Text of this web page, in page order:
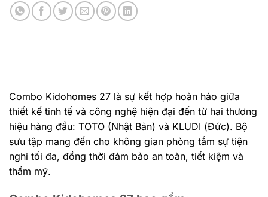
Combo Kidohomes 27 là sự kết hợp hoàn hảo giữa
thiết kế tinh tế và công nghệ hiện đại đến từ hai thương
hiệu hàng đầu: TOTO (Nhật Bản) và KLUDI (Đức). Bộ
sưu tập mang đến cho không gian phòng tắm sự tiện
nghi tối đa, đồng thời đảm bảo an toàn, tiết kiệm và
thẩm mỹ.